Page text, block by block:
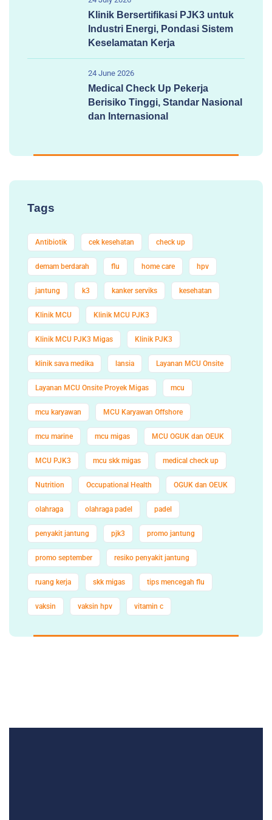
Klinik Bersertifikasi PJK3 untuk
Industri Energi, Pondasi Sistem
Keselamatan Kerja
24 June 2026
Medical Check Up Pekerja
Berisiko Tinggi, Standar Nasional
dan Internasional
Tags
Antibiotik cek kesehatan check up
demam berdarah flu home care hpv
jantung k3 kanker serviks kesehatan
Klinik MCU Klinik MCU PJK3
Klinik MCU PJK3 Migas Klinik PJK3
klinik sava medika lansia Layanan MCU Onsite
Layanan MCU Onsite Proyek Migas mcu
mcu karyawan MCU Karyawan Offshore
mcu marine mcu migas MCU OGUK dan OEUK
MCU PJK3 mcu skk migas medical check up
Nutrition Occupational Health OGUK dan OEUK
olahraga olahraga padel padel
penyakit jantung pjk3 promo jantung
promo september resiko penyakit jantung
ruang kerja skk migas tips mencegah flu
vaksin vaksin hpv vitamin c